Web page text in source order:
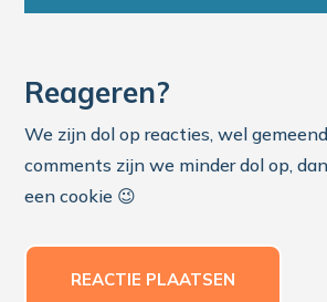
Reageren?
We zijn dol op reacties, wel
comments zijn we minder dol op,
een cookie 😉
REACTIE PLAATSEN